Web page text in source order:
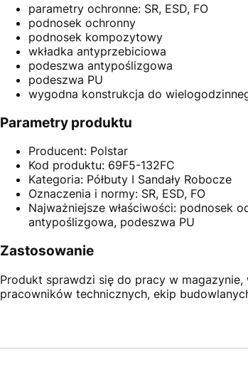
parametry ochronne: SR, ESD, FO
podnosek ochronny
podnosek kompozytowy
wkładka antyprzebiciowa
podeszwa antypoślizgowa
podeszwa PU
wygodna konstrukcja do
Parametry produktu
Producent: Polstar
Kod produktu: 69F5-132FC
Kategoria: Półbuty I Sandały Robocze
Oznaczenia i normy: SR, ESD, FO
Najważniejsze właściwości: podnosek
antypoślizgowa, podeszwa PU
Zastosowanie
Produkt sprawdzi się do pracy w
pracowników technicznych, ekip